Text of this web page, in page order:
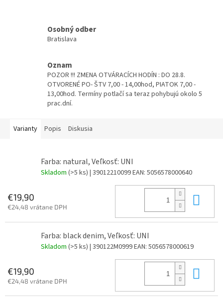
Osobný odber
Bratislava
Oznam
POZOR !!! ZMENA OTVÁRACÍCH HODÍN : DO 28.8.
OTVORENÉ PO- ŠTV 7,00 - 14,00hod, PIATOK 7,00 -
13,00hod. Termíny potlačí sa teraz pohybujú okolo 5
prac.dní.
Varianty Popis Diskusia
Farba: natural, Veľkosť: UNI
Skladom (>5 ks) | 39012210099EAN: 5056578000640
€19,90
€24,48 vrátane DPH
Farba: black denim, Veľkosť: UNI
Skladom (>5 ks) | 390122M0999EAN: 5056578000619
€19,90
€24,48 vrátane DPH